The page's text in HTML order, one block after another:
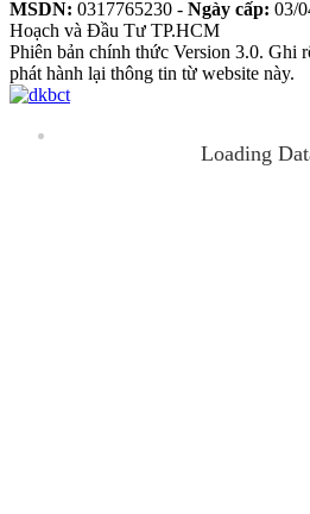
MSDN: 0317765230 - Ngày cấp: 03/
Hoạch và Đầu Tư TP.HCM
Phiên bản chính thức Version 3.0.
phát hành lại thông tin từ website này.
Loading